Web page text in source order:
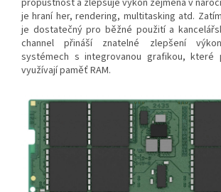
propustnost a zlepšuje výkon zejména v
je hraní her, rendering, multitasking atd.
je dostatečný pro běžné použití a
channel přináší znatelné zlepšení
systémech s integrovanou grafikou, které
využívají paměť RAM.